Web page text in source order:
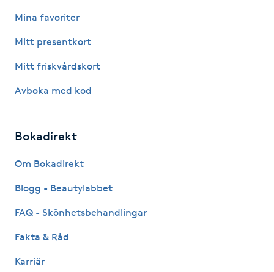
Klangmassage
Klippning
Kosmetisk tatuering
Kostrådgivning
Mina favoriter
Mitt presentkort
Mitt friskvårdskort
Avboka med kod
Bokadirekt
Om Bokadirekt
Blogg - Beautylabbet
FAQ - Skönhetsbehandlingar
Fakta & Råd
Karriär